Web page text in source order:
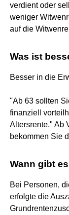
verdient oder
weniger
auf die
Was ist
Besser in die
"Ab 63 sollten
finanziell
Altersrente." Ab
bekommen Sie
Wann gibt
Bei Personen,
erfolgte die